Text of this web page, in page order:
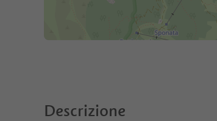
Descrizione